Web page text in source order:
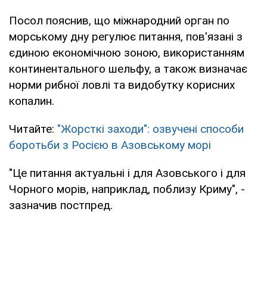
Посол пояснив, що міжнародний орган по
морському дну регулює питання, пов'язані з
єдиною економічною зоною, використанням
континентального шельфу, а також визначає
норми рибної ловлі та видобутку корисних
копалин.
Читайте: "Жорсткі заходи": озвучені способи
боротьби з Росією в Азовському морі
"Це питання актуальні і для Азовського і для
Чорного морів, наприклад, поблизу Криму", -
зазначив постпред.